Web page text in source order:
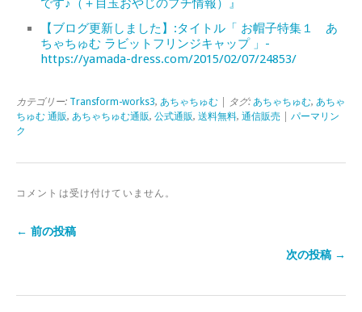
【ブログ更新しました】:タイトル「 お帽子特集１ あ
ちゃちゅむ ラビットフリンジキャップ 」-
https://yamada-dress.com/2015/02/07/24853/
カテゴリー: Transform-works3, あちゃちゅむ | タグ: あちゃちゅむ, あちゃ
ちゅむ 通販, あちゃちゅむ通販, 公式通販, 送料無料, 通信販売
パーマリン
ク
コメントは受け付けていません。
← 前の投稿
次の投稿 →